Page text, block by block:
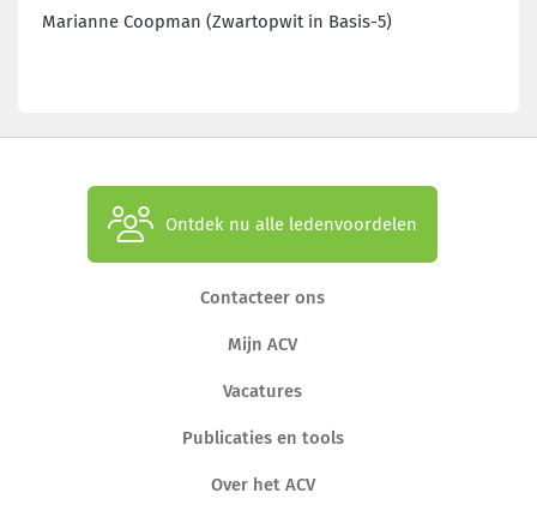
Marianne Coopman (Zwartopwit in Basis-5)
Ontdek nu alle ledenvoordelen
Contacteer ons
Mijn ACV
Vacatures
Publicaties en tools
Over het ACV